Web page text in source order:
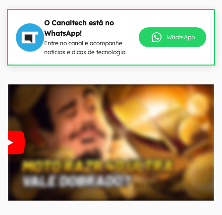
O Canaltech está no
WhatsApp!
Entre no canal e acompanhe
notícias e dicas de tecnologia
WhatsApp